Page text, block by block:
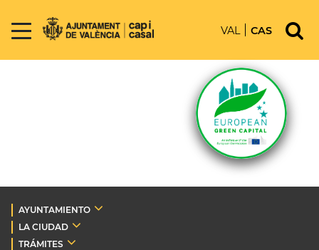
VAL CAS
AYUNTAMIENTO
LA CIUDAD
TRÁMITES